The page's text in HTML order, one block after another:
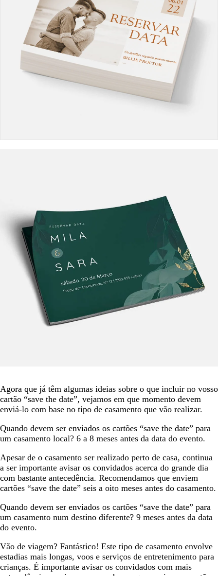
Agora que já têm algumas ideias sobre o que incluir no vosso
cartão “save the date”, vejamos em que momento devem
enviá-lo com base no tipo de casamento que vão realizar.
Quando devem ser enviados os cartões “save the date” para
um casamento local? 6 a 8 meses antes da data do evento.
Apesar de o casamento ser realizado perto de casa, continua
a ser importante avisar os convidados acerca do grande dia
com bastante antecedência. Recomendamos que enviem
cartões “save the date” seis a oito meses antes do casamento.
Quando devem ser enviados os cartões “save the date” para
um casamento num destino diferente? 9 meses antes da data
do evento.
Vão de viagem? Fantástico! Este tipo de casamento envolve
estadias mais longas, voos e serviços de entretenimento para
crianças. É importante avisar os convidados com mais